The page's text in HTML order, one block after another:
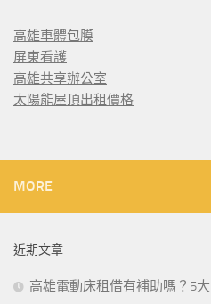
高雄車體包膜
屏東看護
高雄共享辦公室
太陽能屋頂出租價格
MORE
近期文章
高雄電動床租借有補助嗎？5